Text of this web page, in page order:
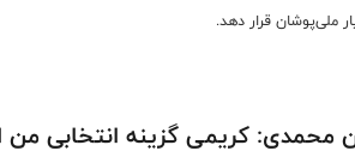
ملی‌پوشان قرار دهد.
محمدی: کریمی گزینه انتخابی